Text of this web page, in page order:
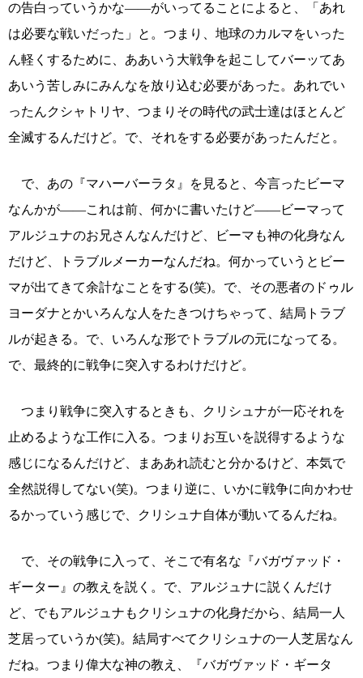
の告白っていうかな――がいってることによると、「あれ
は必要な戦いだった」と。つまり、地球のカルマをいった
ん軽くするために、ああいう大戦争を起こしてバーッてあ
あいう苦しみにみんなを放り込む必要があった。あれでい
ったんクシャトリヤ、つまりその時代の武士達はほとんど
全滅するんだけど。で、それをする必要があったんだと。
で、あの『マハーバーラタ』を見ると、今言ったビーマ
なんかが――これは前、何かに書いたけど――ビーマって
アルジュナのお兄さんなんだけど、ビーマも神の化身なん
だけど、トラブルメーカーなんだね。何かっていうとビー
マが出てきて余計なことをする(笑)。で、その悪者のドゥル
ヨーダナとかいろんな人をたきつけちゃって、結局トラブ
ルが起きる。で、いろんな形でトラブルの元になってる。
で、最終的に戦争に突入するわけだけど。
つまり戦争に突入するときも、クリシュナが一応それを
止めるような工作に入る。つまりお互いを説得するような
感じになるんだけど、まああれ読むと分かるけど、本気で
全然説得してない(笑)。つまり逆に、いかに戦争に向かわせ
るかっていう感じで、クリシュナ自体が動いてるんだね。
で、その戦争に入って、そこで有名な『バガヴァッド・
ギーター』の教えを説く。で、アルジュナに説くんだけ
ど、でもアルジュナもクリシュナの化身だから、結局一人
芝居っていうか(笑)。結局すべてクリシュナの一人芝居なん
だね。つまり偉大な神の教え、『バガヴァッド・ギータ